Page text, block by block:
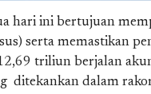
hari ini bertujuan
serta memastikan
triliun berjalan
ditekankan dalam